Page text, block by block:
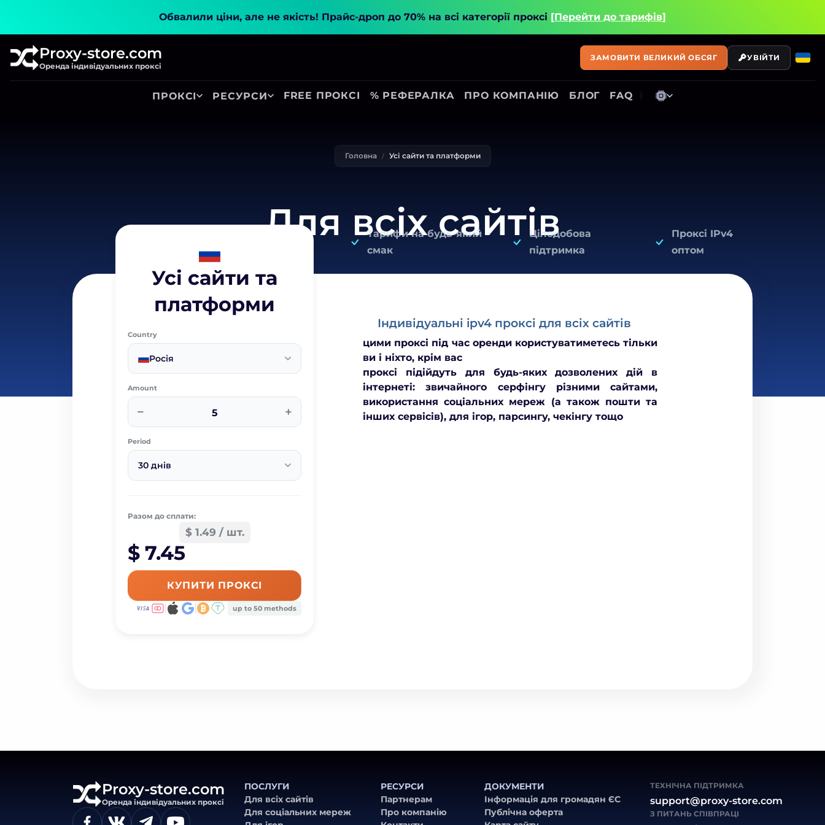
Обвалили ціни, але не якість! Прайс-дроп до 70% на всі категорії проксі [Перейти до тарифів]
Proxy-store.com
Оренда індивідуальних проксі
ПРОКСІ РЕСУРСИ FREE ПРОКСІ % РЕФЕРАЛКА ПРО КОМПАНІЮ БЛОГ FAQ
ЗАМОВИТИ ВЕЛИКИЙ ОБСЯГ УВІЙТИ
Головна Усі сайти та платформи
Для всіх сайтів
Тарифи на будь-який
смак
Цілодобова
підтримка
Проксі IPv4
оптом
Усі сайти та
платформи
Country
Росія
Amount
− +
Period
30 днів
Разом до сплати:
$ 1.49 / шт.
$ 7.45
КУПИТИ ПРОКСІ
up to 50 methods
Індивідуальні ipv4 проксі для всіх сайтів
цими проксі під час оренди користуватиметесь тільки
ви і ніхто, крім вас
проксі підійдуть для будь-яких дозволених дій в
інтернеті: звичайного серфінгу різними сайтами,
використання соціальних мереж (а також пошти та
інших сервісів), для ігор, парсингу, чекінгу тощо
Proxy-store.com
Оренда індивідуальних проксі
ПОСЛУГИ
Для всіх сайтів
Для соціальних мереж
РЕСУРСИ
Партнерам
Про компанію
ДОКУМЕНТИ
Інформація для громадян ЄС
Публічна оферта
ТЕХНІЧНА ПІДТРИМКА
support@proxy-store.com
З ПИТАНЬ СПІВПРАЦІ